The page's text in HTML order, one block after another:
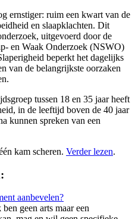
ernstiger: ruim een kwart van de
en slaapklachten. Dit
uitgevoerd door de
en Waak Onderzoek (NSWO)
beperkt het dagelijks
van de belangrijkste oorzaken
tussen 18 en 35 jaar heeft
in de leeftijd boven de 40 jaar
kunnen spreken van een
kam scheren. Verder lezen.
aanbevelen?
geen arts maar een